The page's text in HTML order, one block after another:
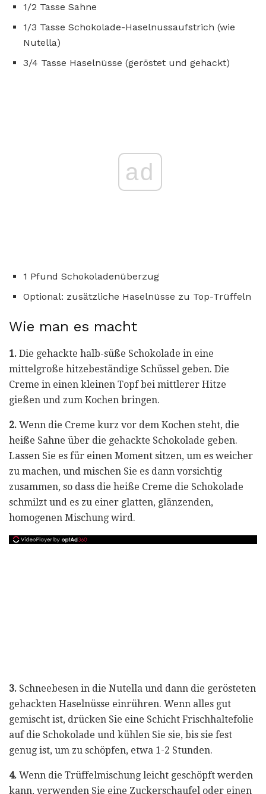
1/2 Tasse Sahne
1/3 Tasse Schokolade-Haselnussaufstrich (wie
Nutella)
3/4 Tasse Haselnüsse (geröstet und gehackt)
ad
1 Pfund Schokoladenüberzug
Optional: zusätzliche Haselnüsse zu Top-Trüffeln
Wie man es macht
1. Die gehackte halb-süße Schokolade in eine
mittelgroße hitzebeständige Schüssel geben. Die
Creme in einen kleinen Topf bei mittlerer Hitze
gießen und zum Kochen bringen.
2. Wenn die Creme kurz vor dem Kochen steht, die
heiße Sahne über die gehackte Schokolade geben.
Lassen Sie es für einen Moment sitzen, um es weicher
zu machen, und mischen Sie es dann vorsichtig
zusammen, so dass die heiße Creme die Schokolade
schmilzt und es zu einer glatten, glänzenden,
homogenen Mischung wird.
3. Schneebesen in die Nutella und dann die gerösteten
gehackten Haselnüsse einrühren. Wenn alles gut
gemischt ist, drücken Sie eine Schicht Frischhaltefolie
auf die Schokolade und kühlen Sie sie, bis sie fest
genug ist, um zu schöpfen, etwa 1-2 Stunden.
4. Wenn die Trüffelmischung leicht geschöpft werden
kann, verwenden Sie eine Zuckerschaufel oder einen